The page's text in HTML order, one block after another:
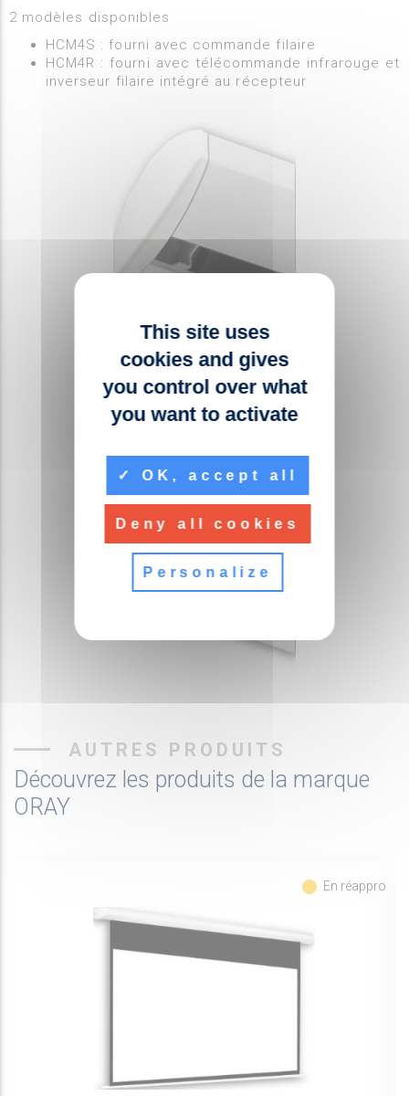
2 modèles disponibles
HCM4S : fourni avec commande filaire
HCM4R : fourni avec télécommande infrarouge et
inverseur filaire intégré au récepteur
AUTRES PRODUITS
Découvrez les produits de la marque
ORAY
fiber_manual_record En réappro
This site uses
cookies and gives
you control over what
you want to activate
OK, accept all
Deny all cookies
Personalize